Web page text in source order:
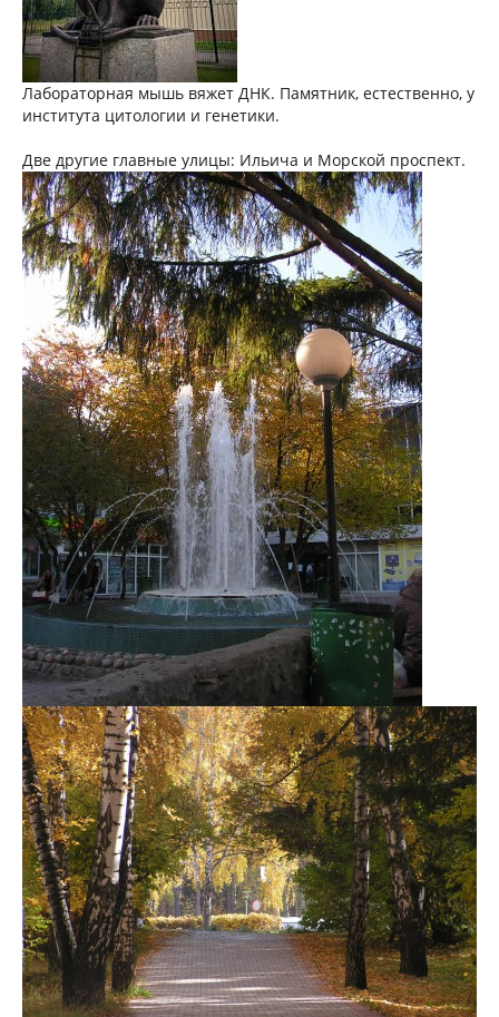
Лабораторная мышь вяжет ДНК. Памятник, естественно, у
института цитологии и генетики.
Две другие главные улицы: Ильича и Морской проспект.